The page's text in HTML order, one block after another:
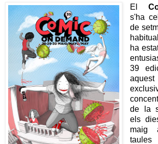
El
s'ha
de
ha
39
de la
els
maig
taules